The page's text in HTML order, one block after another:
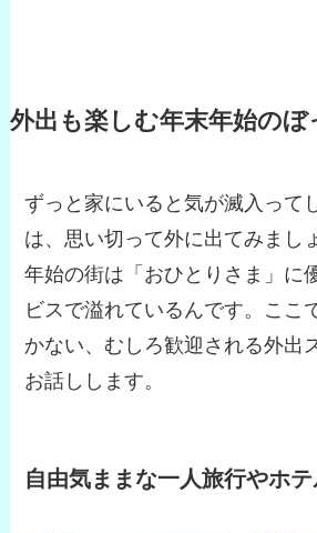
外出も楽しむ年末年始の
ずっと家にいると気が滅入って
は、思い切って外に出てみまし
年始の街は「おひとりさま」に
ビスで溢れているんです。ここ
かない、むしろ歓迎される外出
お話しします。
自由気ままな一人旅行やホ